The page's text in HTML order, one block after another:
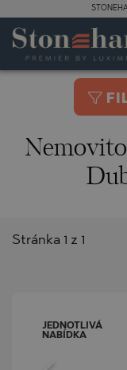
Stránka 1 z 1
JEDNOTLIVÁ
NABÍDKA